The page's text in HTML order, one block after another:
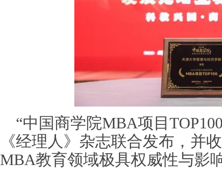
“中国商学院MBA项目
《经理人》杂志联合发布，并
MBA教育领域极具权威性与影